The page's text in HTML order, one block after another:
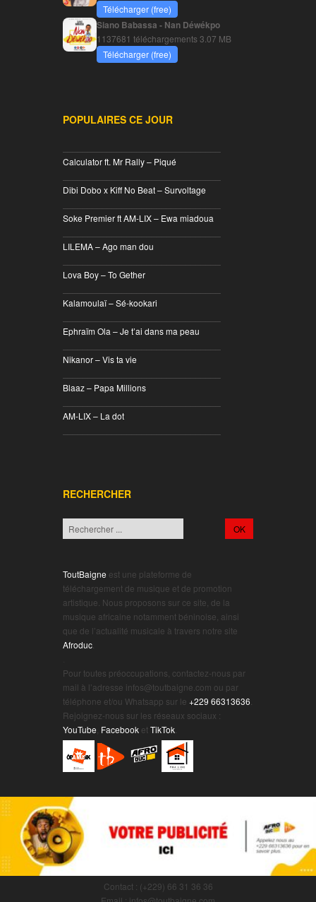
Télécharger (free)
Siano Babassa - Nan Déwékpo
1137681 téléchargements3.07 MB
Télécharger (free)
POPULAIRES CE JOUR
Calculator ft. Mr Rally – Piqué
Dibi Dobo x Kiff No Beat – Survoltage
Soke Premier ft AM-LIX – Ewa miadoua
LILEMA – Ago man dou
Lova Boy – To Gether
Kalamoulaï – Sé-kookari
Ephraïm Ola – Je t’ai dans ma peau
Nikanor – Vis ta vie
Blaaz – Papa Millions
AM-LIX – La dot
RECHERCHER
ToutBaigne est une plateforme de
téléchargement de musique et de promotion
artistique. Nous proposons sur ce site, de la
musique africaine notamment béninoise, ainsi
que de l’actualité musicale à travers notre site
Afroduc
Pour toutes préoccupations, contactez-nous par
mail à l’adresse infos@toutbaigne.com ou par
téléphone et/ou Whatsapp sur le +229 66313636
Rejoignez-nous sur les réseaux sociaux :
YouTube Facebook etTikTok
Contact : (+229) 66 31 36 36